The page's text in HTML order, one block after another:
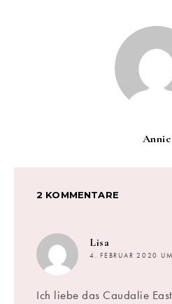
Annie
2 KOMMENTARE
Lisa
4. FEBRUAR 2020
Ich liebe das Caudalie